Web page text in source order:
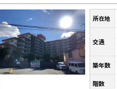
所在地
交通
築年数
階数